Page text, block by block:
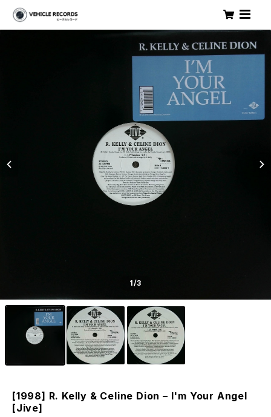
1/3
[1998] R. Kelly & Celine Dion – I'm Your Angel
[Jive]